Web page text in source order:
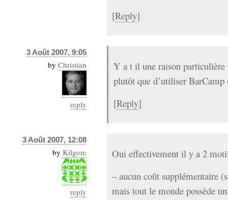
[Reply]
3 Août 2007, 9:05
by Christian
reply
Y a t il une raison
plutôt que d’utiliser
[Reply]
3 Août 2007, 12:08
by Kilgore
reply
Oui effectivement il y a 2
– aucun coût supplémentaire
mais tout le monde possède